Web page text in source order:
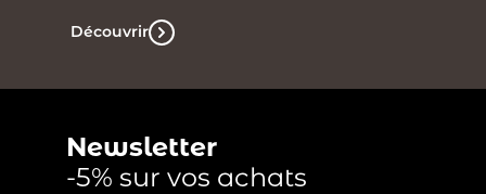
Découvrir
Newsletter
-5% sur vos achats